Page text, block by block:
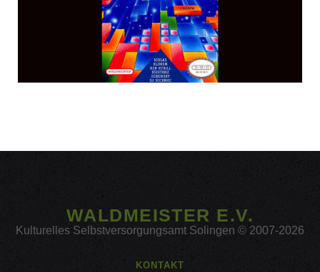
WALDMEISTER E.V.
Kulturelles Selbstversorgungsamt Solingen © 2007-2026
KONTAKT